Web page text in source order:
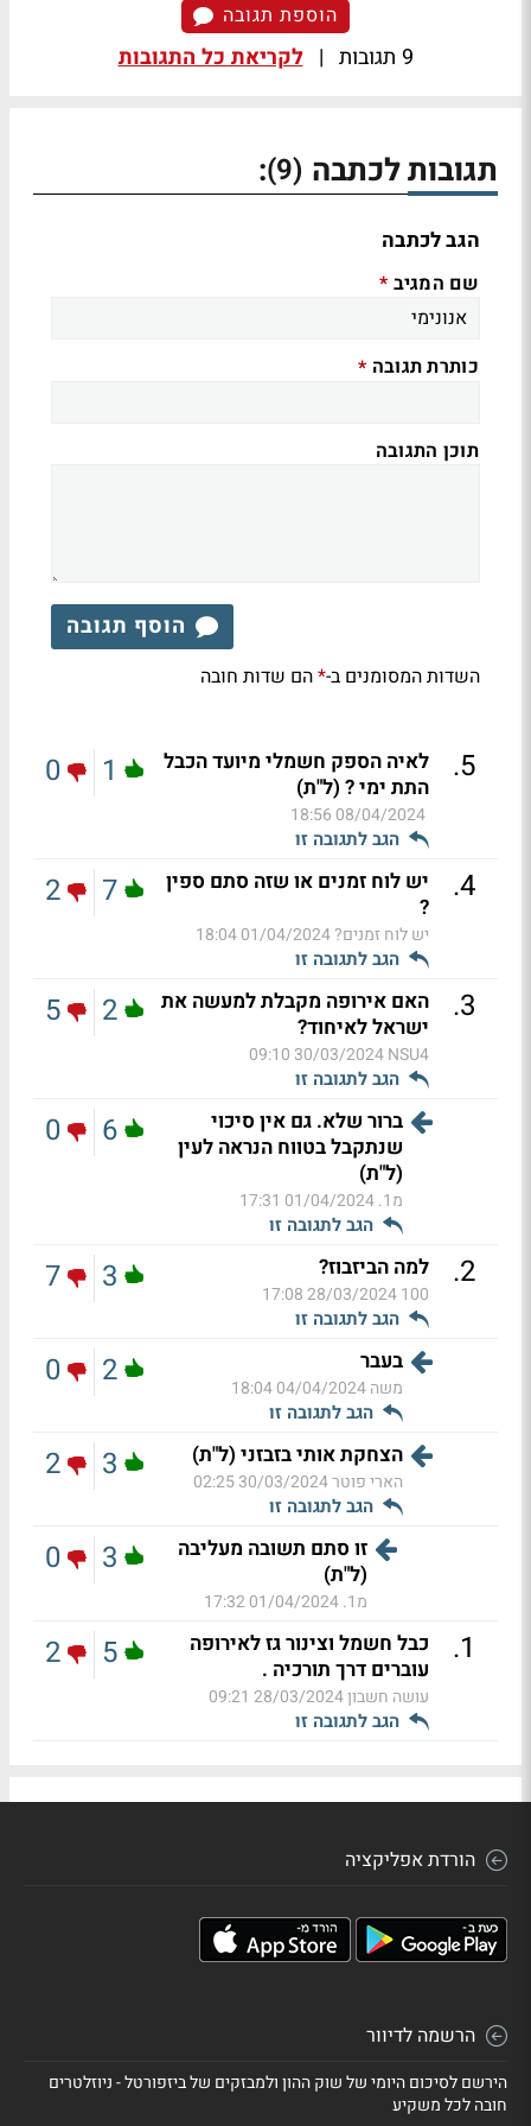
הוספת תגובה
9 תגובות | לקריאת כל התגובות
תגובות לכתבה (9)
:
הגב לכתבה
שם המגיב *
כותרת תגובה *
תוכן התגובה
הוסף תגובה
השדות המסומנים ב-*הם שדות חובה
5
.
לאיה הספק חשמלי מיועד הכבל
התת ימי ? (ל"ת)
08/04/2024 18:56
הגב לתגובה זו
1
0
4
.
יש לוח זמנים או שזה סתם ספין
?
יש לוח זמנים?01/04/2024 18:04
הגב לתגובה זו
7
2
3
.
האם אירופה מקבלת למעשה את
ישראל לאיחוד?
NSU4
30/03/2024 09:10
הגב לתגובה זו
2
5
ברור שלא. גם אין סיכוי
שנתקבל בטווח הנראה לעין
(ל"ת)
מ1. 01/04/2024 17:31
הגב לתגובה זו
6
0
2
. למה הביזבוז?
100
28/03/2024 17:08
הגב לתגובה זו
3
7
בעבר
משה04/04/2024 18:04
הגב לתגובה זו
2
0
הצחקת אותי בזבזני (ל"ת)
הארי פוטר30/03/2024 02:25
הגב לתגובה זו
3
2
זו סתם תשובה מעליבה
(ל"ת)
מ1. 01/04/2024 17:32
3
0
1
.
כבל חשמל וצינור גז לאירופה
עוברים דרך תורכיה .
עושה חשבון28/03/2024 09:21
הגב לתגובה זו
5
2
הורדת אפליקציה
הרשמה לדיוור
הירשם לסיכום היומי של שוק ההון ולמבזקים של ביזפורטל - ניוזלטרים
חובה לכל משקיע